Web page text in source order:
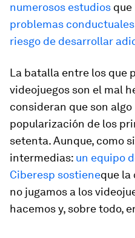
numerosos estudios que
problemas
riesgo de desarrollar
La batalla entre los que
videojuegos son el mal
consideran que son
popularización de los
setenta. Aunque, como
intermedias: un equipo
Ciberesp sostieneque la
no jugamos a los
hacemos y, sobre todo,